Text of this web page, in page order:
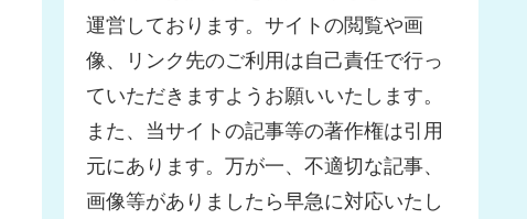
運営しております。サイトの閲覧や画
像、リンク先のご利用は自己責任で行っ
ていただきますようお願いいたします。
また、当サイトの記事等の著作権は引用
元にあります。万が一、不適切な記事、
画像等がありましたら早急に対応いたし